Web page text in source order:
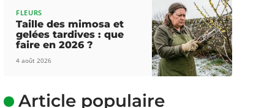
FLEURS
Taille des mimosa et
gelées tardives : que
faire en 2026 ?
4 août 2026
Article populaire